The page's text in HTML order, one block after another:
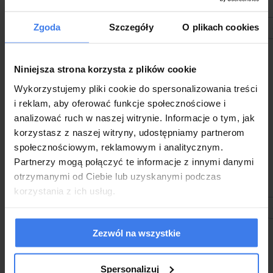
Zgoda Szczegóły O plikach cookies
Niniejsza strona korzysta z plików cookie
Wykorzystujemy pliki cookie do spersonalizowania treści
i reklam, aby oferować funkcje społecznościowe i
analizować ruch w naszej witrynie. Informacje o tym, jak
korzystasz z naszej witryny, udostępniamy partnerom
społecznościowym, reklamowym i analitycznym.
Partnerzy mogą połączyć te informacje z innymi danymi
otrzymanymi od Ciebie lub uzyskanymi podczas
korzystania z ich usług.
Zezwól na wszystkie
Spersonalizuj
do koszyka
Łóżko
tapicerowane z
pojemnikiem LB-
150P | 120x200 |
Welur | Zielony
Wysyłka w 10 dni
1 599,00 zł
Łóżko
tapicerowane z
pojemnikiem LB-
150P | 140x200 |
Wysyłka w 10 dni